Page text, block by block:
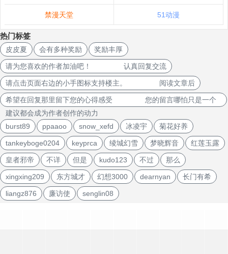
禁漫天堂 51动漫
热门标签
皮皮夏 会有多种奖励 奖励丰厚
请为您喜欢的作者加油吧！ 认真回复交流
请点击页面右边的小手图标支持楼主。 阅读文章后
希望在回复那里留下您的心得感受 您的留言哪怕只是一个
建议都会成为作者创作的动力
burst89
ppaaoo snow_xefd 冰凌宇 菊花好养
tankeyboge0204 keyprca 绫城幻雪 梦晓辉音 红莲玉露
皇者邪帝 不详 但是 kudo123 不过 那么
xingxing209 东方城才 幻想3000 dearnyan 长门有希
liangz876 廉访使 senglin08